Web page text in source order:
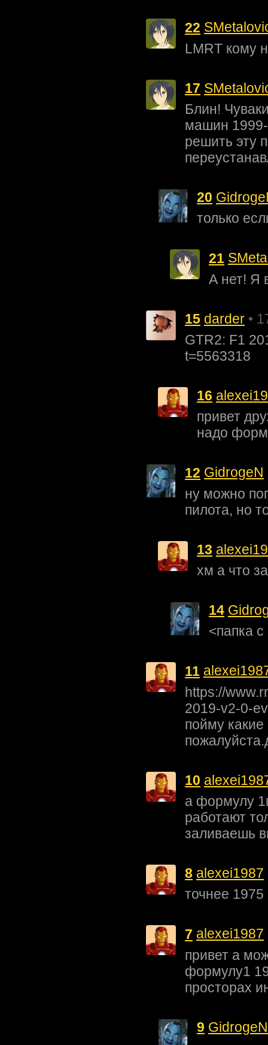
22
LMRT кому
17
Блин!
машин 1999-
решить эту
20
только
21
А нет! Я
15 darder •
GTR2: F1
t=5563318
16
привет
надо
12 GidrogeN
ну можно
пилота, но
13
хм а что
14
<папка
11
https://
2019-v2-0-
пойму какие
10
а формулу
работают
заливаешь
8 alexei1987
точнее 1975
7 alexei1987
привет а
формулу1
просторах
9 GidrogeN